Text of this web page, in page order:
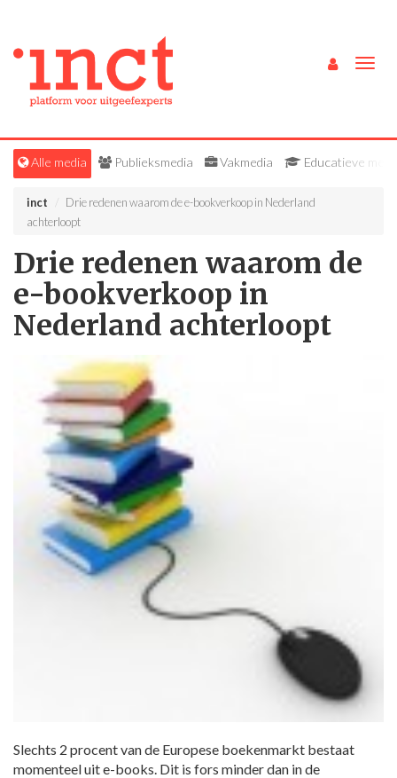
Alle media Publieksmedia Vakmedia Educatieve
inct
Drie redenen waarom de e-bookverkoop in Nederland
achterloopt
Drie redenen waarom de
e-bookverkoop in
Nederland achterloopt
Slechts 2 procent van de Europese boekenmarkt bestaat
momenteel uit e-books. Dit is fors minder dan in de